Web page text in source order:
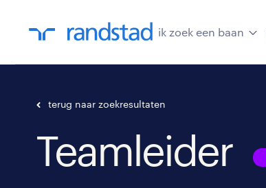
ik zoek een baan
terug naar zoekresultaten
Teamleider